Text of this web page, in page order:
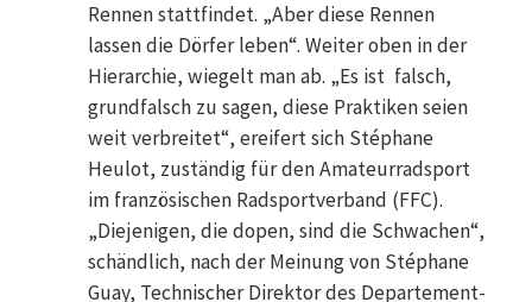
Rennen stattfindet. „Aber diese Rennen
lassen die Dörfer leben“. Weiter oben in der
Hierarchie, wiegelt man ab. „Es ist falsch,
grundfalsch zu sagen, diese Praktiken seien
weit verbreitet“, ereifert sich Stéphane
Heulot, zuständig für den Amateurradsport
im französischen Radsportverband (FFC).
„Diejenigen, die dopen, sind die Schwachen“,
schändlich, nach der Meinung von Stéphane
Guay, Technischer Direktor des Departement-